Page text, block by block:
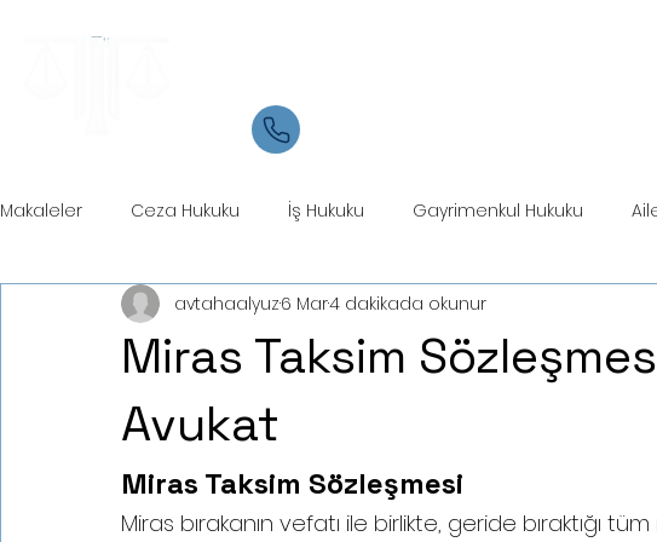
05534084721
Makaleler Ceza Hukuku İş Hukuku Gayrimenkul Hukuku
Ticaret Hukuku Marka Patent Hukuku İcra Hukuku
Miras Taksim
Avukat
avtahaalyuz6 Mar4 dakikada okunur
Miras Taksim Sözleşmesi
Miras bırakanın vefatı ile birlikte, geride bıraktığı